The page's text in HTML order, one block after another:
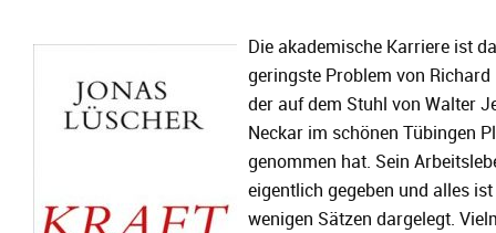
Die akademische Karriere ist
geringste Problem von Richard
der auf dem Stuhl von Walter
Neckar im schönen Tübingen
genommen hat. Sein
eigentlich gegeben und alles
wenigen Sätzen dargelegt.